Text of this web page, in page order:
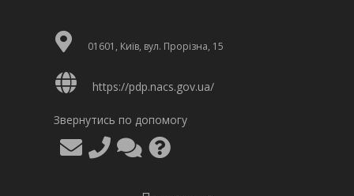
01601, Київ, вул. Прорізна, 15
https://pdp.nacs.gov.ua/
Звернутись по допомогу